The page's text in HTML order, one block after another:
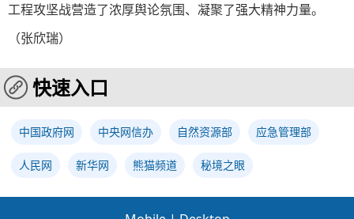
工程攻坚战营造了浓厚舆论氛围、凝聚了强大精神力量。
（张欣瑞）
快速入口
中国政府网 中央网信办 自然资源部 应急管理部
人民网 新华网 熊猫频道 秘境之眼